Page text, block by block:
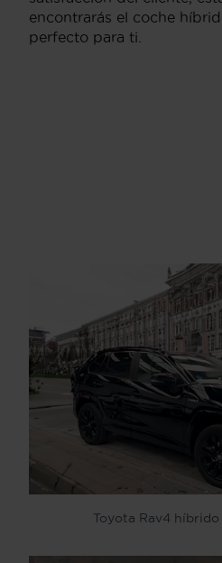
encontrarás el coche
perfecto para ti.
Toyota Rav4